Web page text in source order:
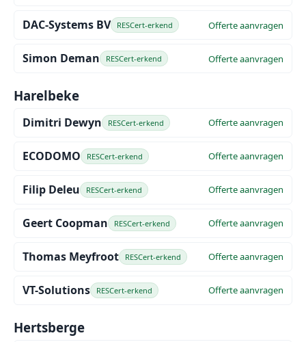
DAC-Systems BV RESCert-erkend Offerte aanvragen
Simon Deman RESCert-erkend Offerte aanvragen
Harelbeke
Dimitri Dewyn RESCert-erkend Offerte aanvragen
ECODOMO RESCert-erkend Offerte aanvragen
Filip Deleu RESCert-erkend Offerte aanvragen
Geert Coopman RESCert-erkend Offerte aanvragen
Thomas Meyfroot RESCert-erkend Offerte aanvragen
VT-Solutions RESCert-erkend Offerte aanvragen
Hertsberge